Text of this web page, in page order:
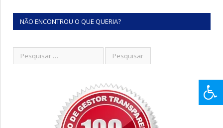
NÃO ENCONTROU O QUE QUERIA?